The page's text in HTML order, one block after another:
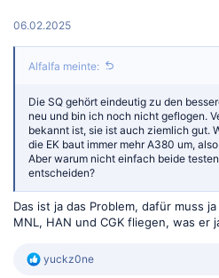
:
06.02.2025
Alfalfa meinte:
Die SQ gehört eindeutig zu den
neu und bin ich noch nicht geflogen.
bekannt ist, sie ist auch ziemlich gut.
die EK baut immer mehr A380 um,
Aber warum nicht einfach beide
entscheiden?
Das ist ja das Problem, dafür muss
MNL, HAN und CGK fliegen, was er
R
yuckz0ne